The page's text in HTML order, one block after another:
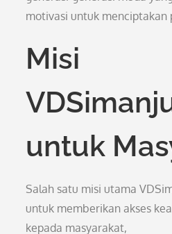
motivasi untuk menciptakan
Misi
untuk
Salah satu misi utama
untuk memberikan akses
kepada masyarakat,